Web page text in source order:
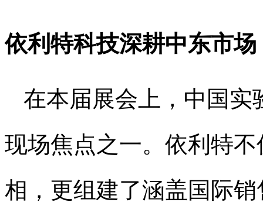
依利特科技深耕中东市场
在本届展会上，中国实
现场焦点之一。依利特
相，更组建了涵盖国际